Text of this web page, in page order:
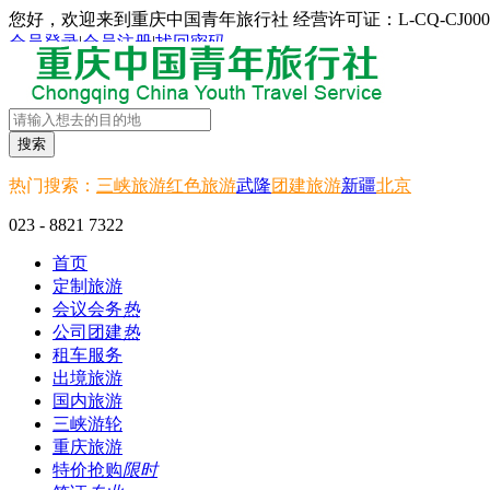
您好，欢迎来到重庆中国青年旅行社 经营许可证：L-CQ-
会员登录|会员注册|找回密码
搜索
热门搜索： 三峡旅游红色旅游武隆团建旅游新疆北京
023 - 8821 7322
首页
定制旅游
会议会务热
公司团建热
租车服务
出境旅游
国内旅游
三峡游轮
重庆旅游
特价抢购限时